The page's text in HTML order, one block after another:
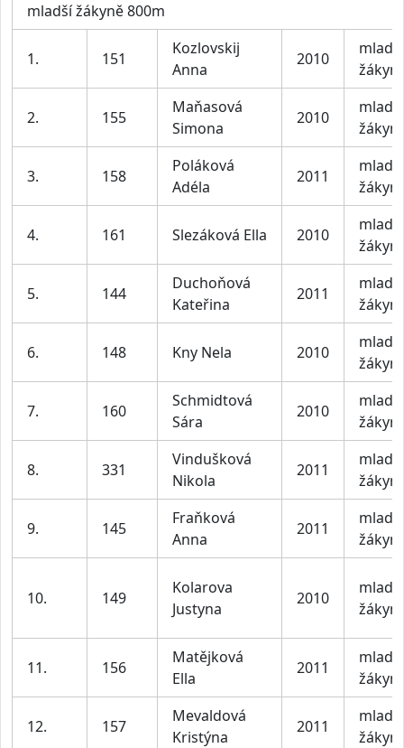
mladší žákyně 800m
1. 151
Kozlovskij
Anna
2010
mladší
2. 155
Maňasová
Simona
2010
mladší
3. 158
Poláková
Adéla
2011
mladší
4. 161 Slezáková Ella 2010
mladší
5. 144
Duchoňová
Kateřina
2011
mladší
6. 148 Kny Nela 2010
mladší
7. 160
Schmidtová
Sára
2010
mladší
8. 331
Vindušková
Nikola
2011
mladší
9. 145
Fraňková
Anna
2011
mladší
10. 149
Kolarova
Justyna
2010
mladší
11. 156
Matějková
Ella
2011
mladší
12. 157
Mevaldová
Kristýna
2011
mladší